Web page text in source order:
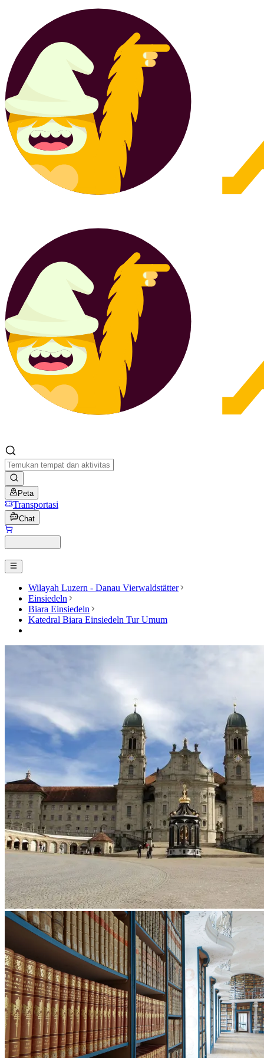
Peta
Transportasi
Chat
Wilayah Luzern - Danau Vierwaldstätter
Einsiedeln
Biara Einsiedeln
Katedral Biara Einsiedeln Tur Umum